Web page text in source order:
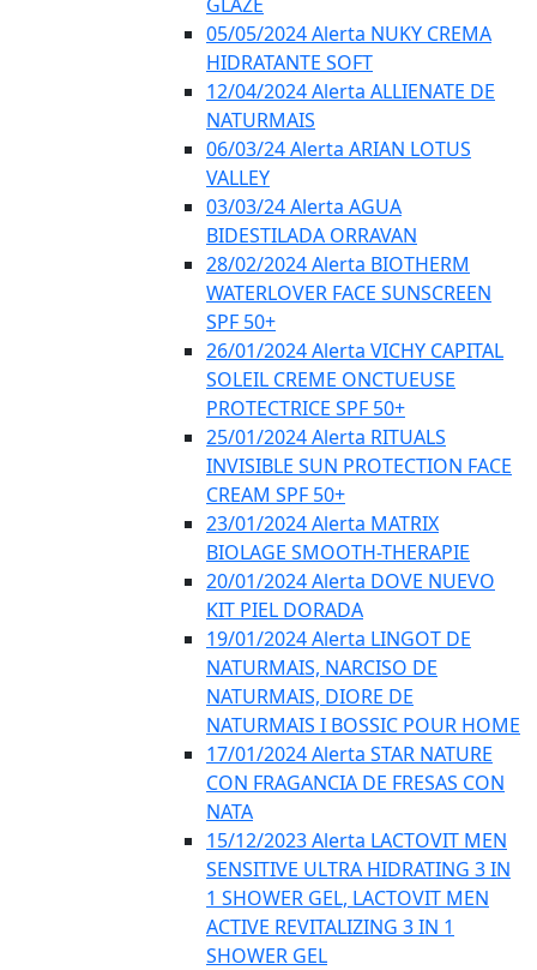
05/05/2024 Alerta NUKY CREMA
HIDRATANTE SOFT
12/04/2024 Alerta ALLIENATE DE
NATURMAIS
06/03/24 Alerta ARIAN LOTUS
VALLEY
03/03/24 Alerta AGUA
BIDESTILADA ORRAVAN
28/02/2024 Alerta BIOTHERM
WATERLOVER FACE SUNSCREEN
SPF 50+
26/01/2024 Alerta VICHY CAPITAL
SOLEIL CREME ONCTUEUSE
PROTECTRICE SPF 50+
25/01/2024 Alerta RITUALS
INVISIBLE SUN PROTECTION FACE
CREAM SPF 50+
23/01/2024 Alerta MATRIX
BIOLAGE SMOOTH-THERAPIE
20/01/2024 Alerta DOVE NUEVO
KIT PIEL DORADA
19/01/2024 Alerta LINGOT DE
NATURMAIS, NARCISO DE
NATURMAIS, DIORE DE
NATURMAIS I BOSSIC POUR HOME
17/01/2024 Alerta STAR NATURE
CON FRAGANCIA DE FRESAS CON
NATA
15/12/2023 Alerta LACTOVIT MEN
SENSITIVE ULTRA HIDRATING 3 IN
1 SHOWER GEL, LACTOVIT MEN
ACTIVE REVITALIZING 3 IN 1
SHOWER GEL